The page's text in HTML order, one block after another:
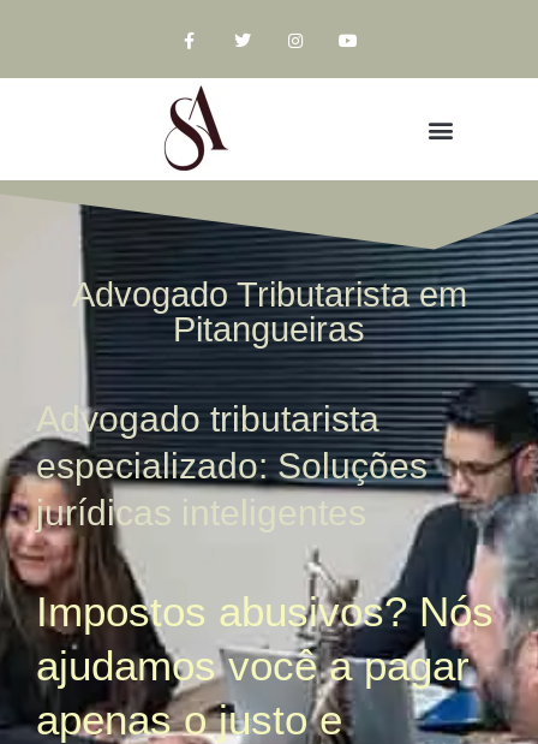
Advogado Tributarista em
Pitangueiras
Advogado tributarista
especializado: Soluções
jurídicas inteligentes
Impostos abusivos? Nós
ajudamos você a pagar
apenas o justo e